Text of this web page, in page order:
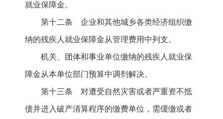
就业保障金。
第十二条 企业和其他城乡各类经济组织缴
纳的残疾人就业保障金从管理费用中列支。
机关、团体和事业单位缴纳的残疾人就业保
障金从本单位部门预算中调剂解决。
第十三条 对遭受自然灾害或者严重资不抵
债并进入破产清算程序的缴费单位，需缓缴或者